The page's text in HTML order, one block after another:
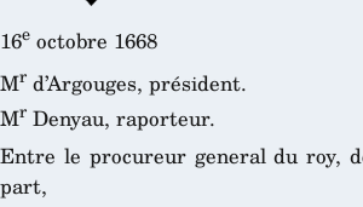
16e octobre 1668
Mr d’Argouges, président.
Mr Denyau, raporteur.
Entre le procureur general du roy,
part,